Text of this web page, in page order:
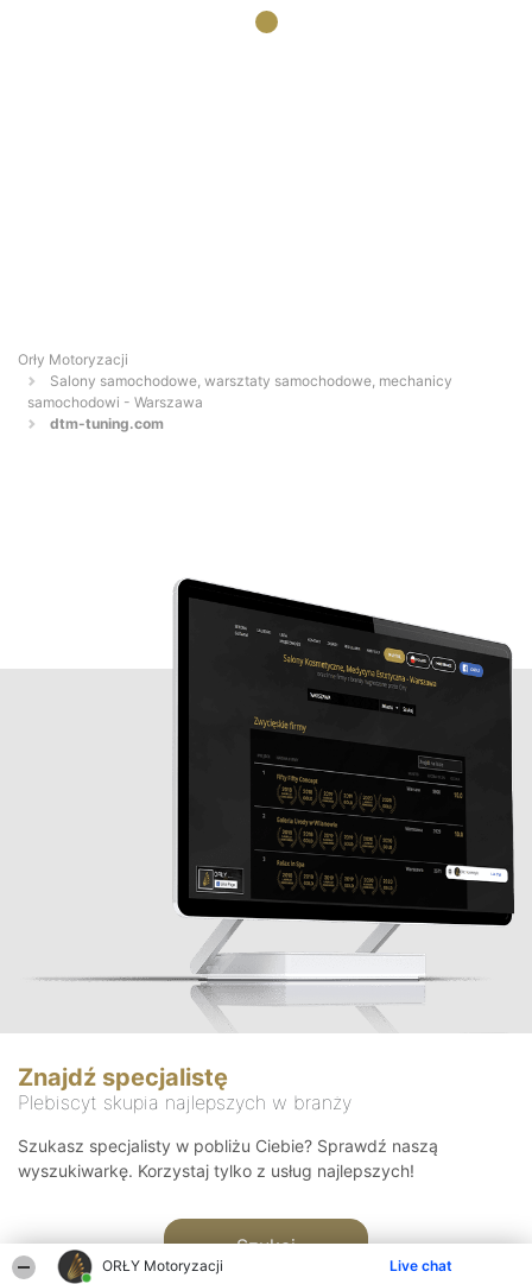
ORŁY Motoryzacji Live chat
Orły Motoryzacji
Salony samochodowe, warsztaty samochodowe, mechanicy
samochodowi - Warszawa
dtm-tuning.com
Znajdź specjalistę
Plebiscyt skupia najlepszych w branży
Szukasz specjalisty w pobliżu Ciebie? Sprawdź naszą
wyszukiwarkę. Korzystaj tylko z usług najlepszych!
Szukaj